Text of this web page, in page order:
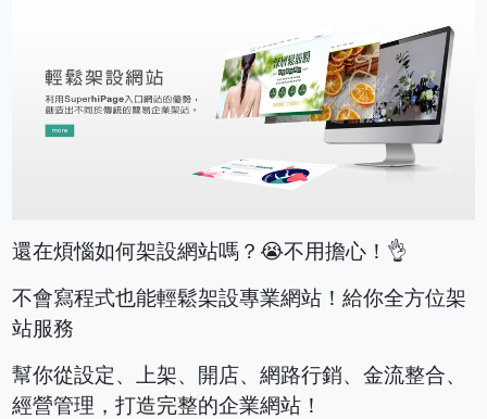
還在煩惱如何架設網站嗎？😭不用擔心！👌
不會寫程式也能輕鬆架設專業網站！給你全方位架
站服務
幫你從設定、上架、開店、網路行銷、金流整合、
經營管理，打造完整的企業網站！